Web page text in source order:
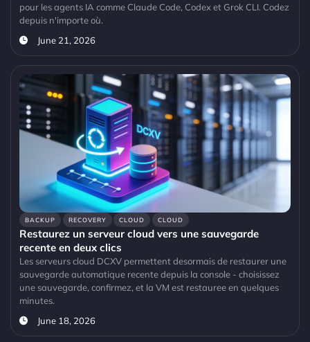
pour les agents IA comme Claude Code, Codex et Grok CLI. Codez
depuis n'importe où.
June 21, 2026
BACKUP RECOVERY CLOUD CLOUD
Restaurez un serveur cloud vers une sauvegarde
recente en deux clics
Les serveurs cloud DCXV permettent desormais de restaurer une
sauvegarde automatique recente depuis la console - choisissez
une sauvegarde, confirmez, et la VM est restauree en quelques
minutes.
June 18, 2026